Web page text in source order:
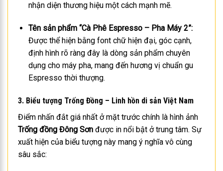
nhận diện thương hiệu một cách mạnh mẽ.
Tên sản phẩm “Cà Phê Espresso – Pha Máy 2”:
Được thể hiện bằng font chữ hiện đại, góc cạnh,
định hình rõ ràng đây là dòng sản phẩm chuyên
dụng cho máy pha, mang đến hương vị chuẩn gu
Espresso thời thượng.
3. Biểu tượng Trống Đồng – Linh hồn di sản Việt Nam
Điểm nhấn đắt giá nhất ở mặt trước chính là hình ảnh
Trống đồng Đông Sơn được in nổi bật ở trung tâm. Sự
xuất hiện của biểu tượng này mang ý nghĩa vô cùng
sâu sắc: